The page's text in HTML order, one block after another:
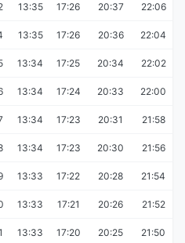
13:35 17:26 20:37 22:06
13:35 17:26 20:36 22:04
13:34 17:25 20:34 22:02
13:34 17:24 20:33 22:00
13:34 17:23 20:31 21:58
13:34 17:23 20:30 21:56
13:33 17:22 20:28 21:54
13:33 17:21 20:26 21:52
13:33 17:20 20:25 21:50